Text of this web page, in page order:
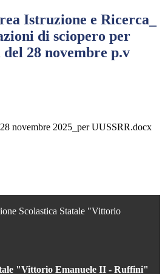
Istruzione e Ricerca_
di sciopero per
28 novembre p.v
novembre 2025_per UUSSRR.docx
Scolastica Statale "Vittorio
"Vittorio Emanuele II - Ruffini"